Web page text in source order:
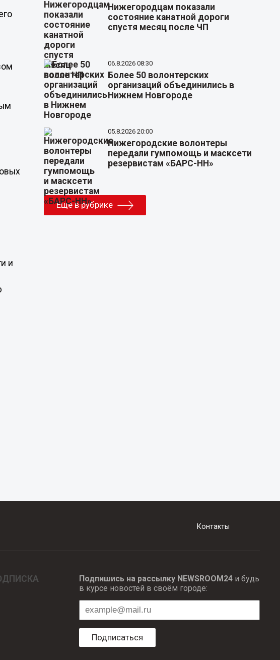
и
Нижегородцам показали
состояние канатной дороги
спустя месяц после ЧП
06.8.2026 08:30
Более 50 волонтерских
организаций объединились в
Нижнем Новгороде
05.8.2026 20:00
Нижегородские волонтеры
передали гумпомощь и масксети
резервистам «БАРС-НН»
Еще в рубрике
Контакты
Подпишись на рассылку NEWSROOM24и будь
в курсе новостей в своём городе:
Подписаться